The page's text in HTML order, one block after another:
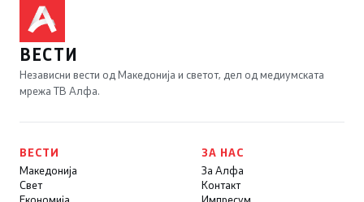
ВЕСТИ
Независни вести од Македонија и светот, дел од медиумската
мрежа ТВ Алфа.
ВЕСТИ
Македонија
Свет
ЗА НАС
За Алфа
Контакт